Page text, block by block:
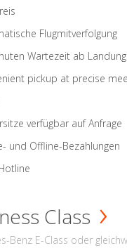
Flugmitverfolgung
Wartezeit ab Landung
pickup at precise
verfügbar auf Anfrage
und Offline-Bezahlungen
Class
Benz E-Class oder